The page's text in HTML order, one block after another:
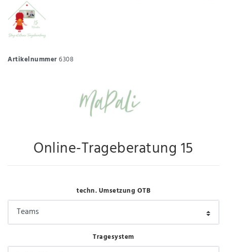
Artikelnummer6308
Online-Trageberatung 15
techn. Umsetzung OTB
Tragesystem